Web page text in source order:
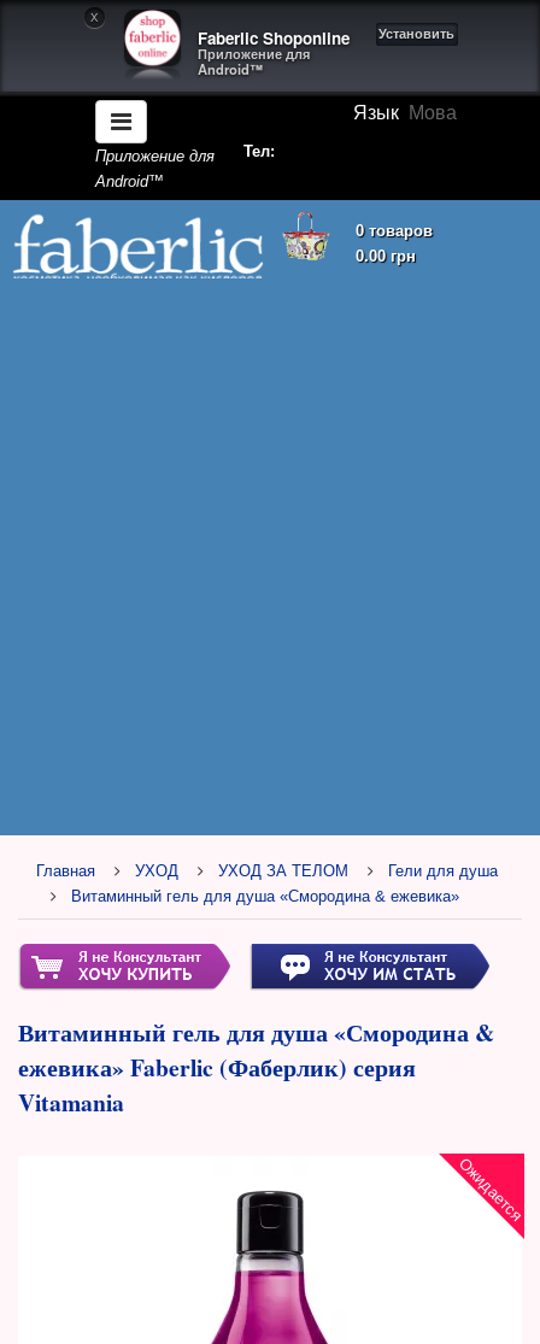
X
Faberlic Shoponline
Приложение для
Android™
Установить
Язык Мова
Приложение для
Android™
Тел:
0 товаров
0.00 грн
Корзина покупок пуста!
Главная УХОД УХОД ЗА ТЕЛОМ
Гели для душа
Витаминный гель для душа «Смородина & ежевика»
Витаминный гель для душа «Смородина &
ежевика» Faberlic (Фаберлик) серия
Vitamania
Ожидается